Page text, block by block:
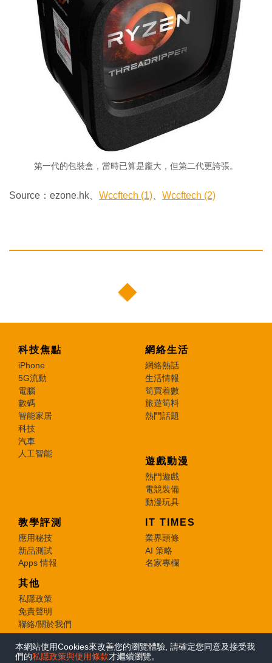
本網站使用Cookies來改善您的瀏覽體驗, 請確定您同意及接受我
們的私隱政策與使用條款才繼續瀏覽。
第一代的包裝盒，當時已算是龐大，但第二代更誇張。
Source：ezone.hk、 Wccftech (1) Wccftech (2)
科技焦點
iPhone
5G流動
電腦
數碼
智能家居
科技
汽車
人工智能
網絡生活
網絡熱話
生活情報
筍買着數
旅遊筍料
熱門話題
遊戲動漫
熱門遊戲
電競裝備
動漫玩具
教學評測
應用秘技
新品測試
Apps 情報
IT TIMES
業界頭條
AI 策略
名家專欄
其他
私隱政策
免責聲明
聯絡/關於我們
© 2026 e-zone. All Rights Reserved.